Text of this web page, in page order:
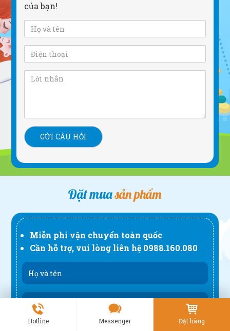
của bạn!
Đặt muasản phẩm
Miễn phí vận chuyển toàn quốc
Cần hỗ trợ, vui lòng liên hệ 0988.160.080
Hotline Messenger Đặt hàng